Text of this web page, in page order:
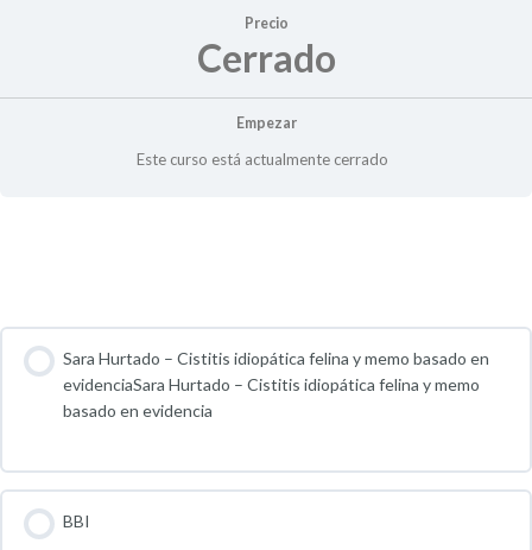
Precio
Cerrado
Empezar
Este curso está actualmente cerrado
Sara Hurtado – Cistitis idiopática felina y memo basado en
evidenciaSara Hurtado – Cistitis idiopática felina y memo
basado en evidencia
BBI